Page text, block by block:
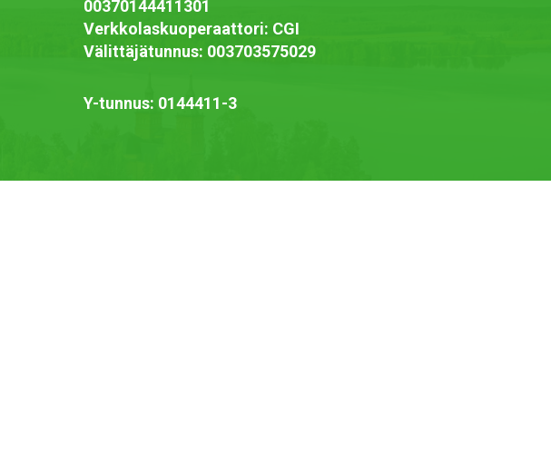
00370144411301
Verkkolaskuoperaattori: CGI
Välittäjätunnus: 003703575029
Y-tunnus: 0144411-3